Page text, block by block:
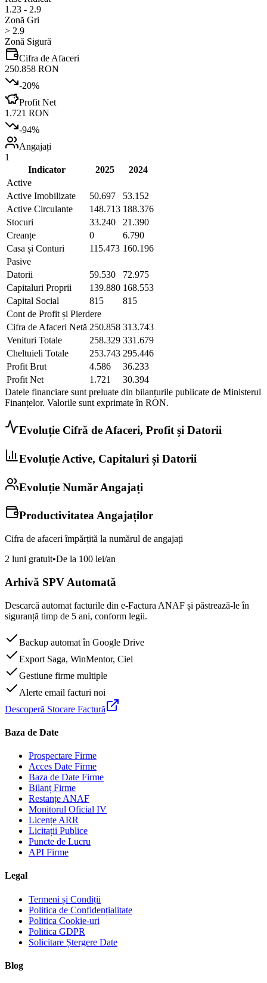
1.23 - 2.9
Zonă Gri
> 2.9
Zonă Sigură
Cifra de Afaceri
250.858 RON
-20%
Profit Net
1.721 RON
-94%
Angajați
1
Indicator
2025
2024
Active
Active Imobilizate
50.697
53.152
Active Circulante
148.713 188.376
Stocuri
33.240
21.390
Creanțe
0
6.790
Casa și Conturi
115.473 160.196
Pasive
Datorii
59.530
72.975
Capitaluri Proprii
139.880 168.553
Capital Social
815
815
Cont de Profit și Pierdere
Cifra de Afaceri Netă 250.858 313.743
Venituri Totale
258.329 331.679
Cheltuieli Totale
253.743 295.446
Profit Brut
4.586
36.233
Profit Net
1.721
30.394
Datele financiare sunt preluate din bilanțurile publicate de Ministerul
Finanțelor. Valorile sunt exprimate în RON.
Evoluție Cifră de Afaceri, Profit și Datorii
Evoluție Active, Capitaluri și Datorii
Evoluție Număr Angajați
Productivitatea Angajaților
Cifra de afaceri împărțită la numărul de angajați
2 luni gratuit•De la 100 lei/an
Arhivă SPV Automată
Descarcă automat facturile din e-Factura ANAF și păstrează-le în
siguranță timp de 5 ani, conform legii.
Backup automat în Google Drive
Export Saga, WinMentor, Ciel
Gestiune firme multiple
Alerte email facturi noi
Descoperă Stocare Factură
Baza de Date
Prospectare Firme
Acces Date Firme
Baza de Date Firme
Bilanț Firme
Restanțe ANAF
Monitorul Oficial IV
Licențe ARR
Licitații Publice
Puncte de Lucru
API Firme
Legal
Termeni și Condiții
Politica de Confidențialitate
Politica Cookie-uri
Politica GDPR
Solicitare Ștergere Date
Blog